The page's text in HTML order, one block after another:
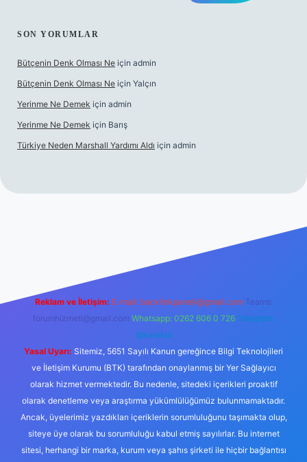
SON YORUMLAR
Bütçenin Denk Olması Ne için admin
Bütçenin Denk Olması Ne için Yalçın
Yerinme Ne Demek için admin
Yerinme Ne Demek için Barış
Türkiye Neden Marshall Yardımı Aldı için admin
hiltonbet yeni giriş
Reklam ve İletişim: E-mail: backlinkpaneli@gmail.com Teams:
forumhizmeti@gmail.com Whatsapp: 0262 606 0 726 Telegram:
@karabul
Yasal Uyarı: Sitemiz, 5651 Sayılı Kanun gereğince Bilgi Teknolojileri
ve İletişim Kurumu (BTK) tarafından onaylanmış bir Yer Sağlayıcı
olarak hizmet vermektedir. Bu nedenle, sitedeki içerikleri proaktif
olarak denetleme veya araştırma yükümlülüğümüz bulunmamaktadır.
Ancak, üyelerimiz yazdıkları içeriklerin sorumluluğunu taşımakta olup,
siteye üye olarak bu sorumluluğu kabul etmiş sayılırlar. Bu internet
sitesi, herhangi bir marka, kurum veya şahıs şirketi ile hiçbir bağlantısı